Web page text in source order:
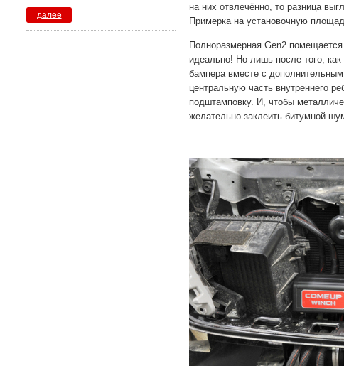
далее
на них отвлечённо, то разница
Примерка на установочную
Полноразмерная Gen2
идеально! Но лишь после того, как
бампера вместе с
центральную часть внутреннего
подштамповку. И, чтобы
желательно заклеить битумной